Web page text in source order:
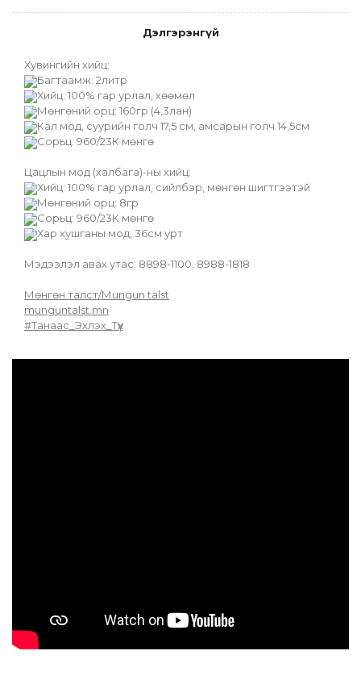
Дэлгэрэнгүй
Хувингийн хийц:
Багтаамж: 2литр
Хийц: 100% гар урлал, хөөмөл
Мөнгөний орц: 160гр (4,3лан)
Кал мод, суурийн голч 17,5 см, амсарын голч 14,5см
Сорьц: 960/23К мөнгө
Цацлын мод (халбага)-ны хийц:
Хийц: 100% гар урлал, сийлбэр, мөнгөн шигтгээтэй
Мөнгөний орц: 8гр
Сорьц: 960/23К мөнгө
Хар хушганы мод, 36см урт
Мэдээлэл авах утас: 8898-1100, 8988-1818
Мөнгөн талст/Мungun talst
munguntalst.mn
#Танаас_Эхлэх_Түүх